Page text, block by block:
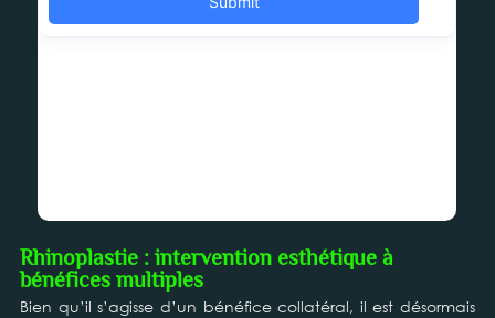
Rhinoplastie : intervention esthétique à
bénéfices multiples
Bien qu’il s’agisse d’un bénéfice collatéral, il est désormais